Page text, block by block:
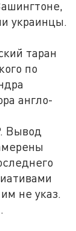
украинцы.
таран
по
англо-
Вывод
не указ.